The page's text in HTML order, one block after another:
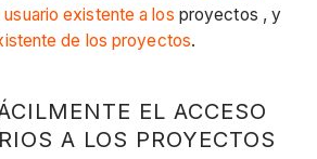
usuario existente a los proyectos , y
de los proyectos.
EL ACCESO
A LOS PROYECTOS